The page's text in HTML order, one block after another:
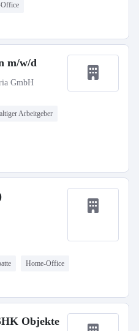
m/w/d
GmbH
Arbeitgeber
Home-Office
Objekte